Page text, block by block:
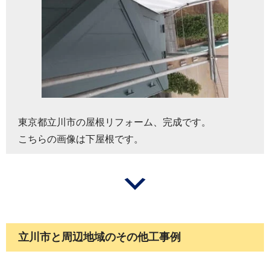
東京都立川市の屋根リフォーム、完成です。
こちらの画像は下屋根です。
立川市と周辺地域のその他工事例